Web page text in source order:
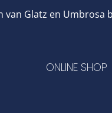
Glatz en
ONLINE SHOP